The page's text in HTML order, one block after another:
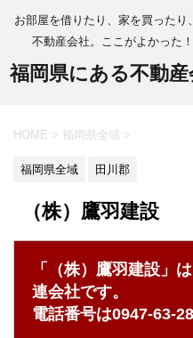
お部屋を借りたり、家を買った
不動産会社。ここがよかった
福岡県にある不動
HOME > 福岡県全域 >
福岡県全域 田川郡
（株）鷹羽建設
「（株）鷹羽建設」
連会社です。
電話番号は0947-63-